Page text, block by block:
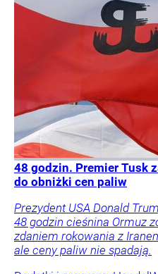
48 godzin. Premier Tusk
do obniżki cen paliw
Prezydent USA Donald
48 godzin cieśnina Ormuz
zdaniem rokowania z
ale ceny paliw nie spadają.